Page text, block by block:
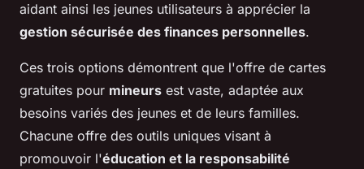
aidant ainsi les jeunes utilisateurs à apprécier la
gestion sécurisée des finances personnelles.
Ces trois options démontrent que l'offre de cartes
gratuites pour mineurs est vaste, adaptée aux
besoins variés des jeunes et de leurs familles.
Chacune offre des outils uniques visant à
promouvoir l'éducation et la responsabilité